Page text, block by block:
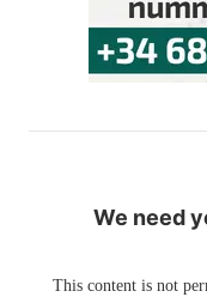
We need
This content is not